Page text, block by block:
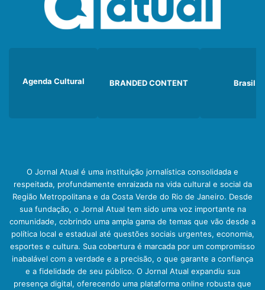
Agenda Cultural BRANDED CONTENT Brasil
O Jornal Atual é uma instituição jornalística consolidada e
respeitada, profundamente enraizada na vida cultural e social da
Região Metropolitana e da Costa Verde do Rio de Janeiro. Desde
sua fundação, o Jornal Atual tem sido uma voz importante na
comunidade, cobrindo uma ampla gama de temas que vão desde a
política local e estadual até questões sociais urgentes, economia,
esportes e cultura. Sua cobertura é marcada por um compromisso
inabalável com a verdade e a precisão, o que garante a confiança
e a fidelidade de seu público. O Jornal Atual expandiu sua
presença digital, oferecendo uma plataforma online robusta que